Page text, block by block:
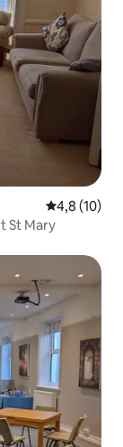
4,8 af 5 í
4,8 (10)
St Mary